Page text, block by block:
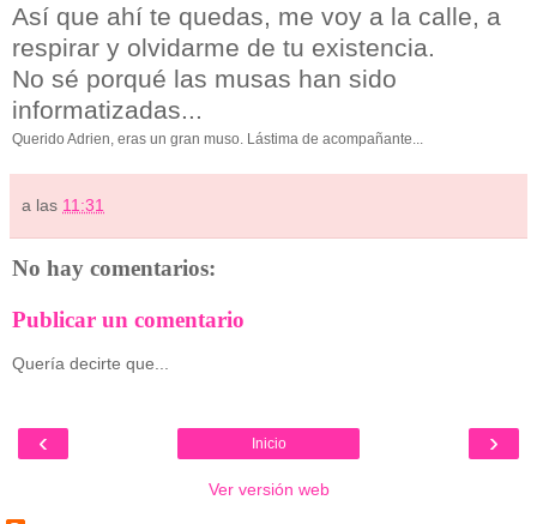
Así que ahí te quedas, me voy a la calle, a
respirar y olvidarme de tu existencia.
No sé porqué las musas han sido
informatizadas...
Querido Adrien, eras un gran muso. Lástima de acompañante...
a las 11:31
No hay comentarios:
Publicar un comentario
Quería decirte que...
‹ ›
Inicio
Ver versión web